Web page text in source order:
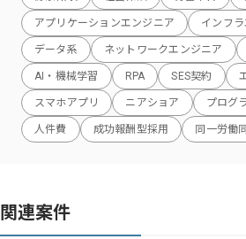
アプリケーションエンジニア インフ
データ系 ネットワークエンジニア
AI・機械学習 RPA SES契約
スマホアプリ ニアショア プログ
人件費 成功報酬型採用 同一労働
関連案件